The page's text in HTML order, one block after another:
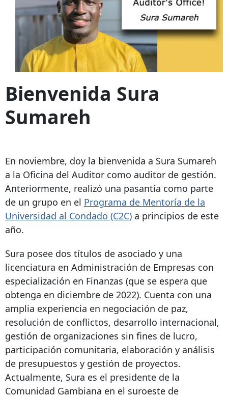
Bienvenida Sura
Sumareh
En noviembre, doy la bienvenida a Sura Sumareh
a la Oficina del Auditor como auditor de gestión.
Anteriormente, realizó una pasantía como parte
de un grupo en el Programa de Mentoría de la
Universidad al Condado (C2C) a principios de este
año.
Sura posee dos títulos de asociado y una
licenciatura en Administración de Empresas con
especialización en Finanzas (que se espera que
obtenga en diciembre de 2022). Cuenta con una
amplia experiencia en negociación de paz,
resolución de conflictos, desarrollo internacional,
gestión de organizaciones sin fines de lucro,
participación comunitaria, elaboración y análisis
de presupuestos y gestión de proyectos.
Actualmente, Sura es el presidente de la
Comunidad Gambiana en el suroeste de